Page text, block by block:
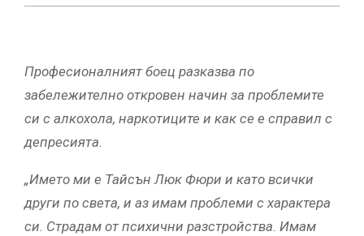
Професионалният боец разказва по
забележително откровен начин за проблемите
си с алкохола, наркотиците и как се е справил с
депресията.
„Името ми е Тайсън Люк Фюри и като всички
други по света, и аз имам проблеми с характера
си. Страдам от психични разстройства. Имам